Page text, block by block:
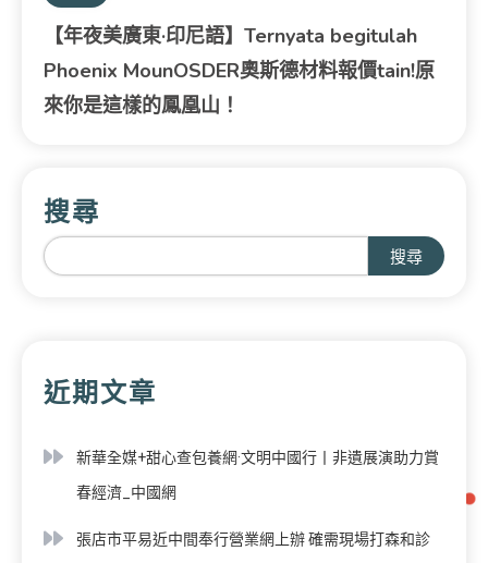
【年夜美廣東·印尼語】Ternyata begitulah
Phoenix MounOSDER奧斯德材料報價tain!原
來你是這樣的鳳凰山！
搜尋
搜尋
近期文章
新華全媒+甜心查包養網·文明中國行丨非遺展演助力賞
春經濟_中國網
張店市平易近中間奉行營業網上辦 確需現場打森和診